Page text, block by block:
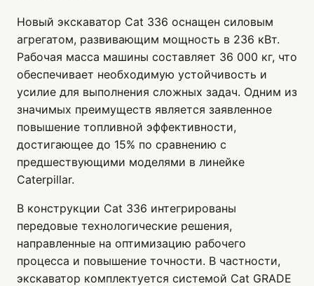
Новый экскаватор Cat 336 оснащен силовым
агрегатом, развивающим мощность в 236 кВт.
Рабочая масса машины составляет 36 000 кг, что
обеспечивает необходимую устойчивость и
усилие для выполнения сложных задач. Одним из
значимых преимуществ является заявленное
повышение топливной эффективности,
достигающее до 15% по сравнению с
предшествующими моделями в линейке
Caterpillar.
В конструкции Cat 336 интегрированы
передовые технологические решения,
направленные на оптимизацию рабочего
процесса и повышение точности. В частности,
экскаватор комплектуется системой Cat GRADE